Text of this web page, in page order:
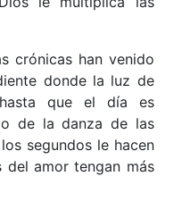
crónicas han venido
donde la luz de
que el día es
de la danza de las
segundos le hacen
amor tengan más